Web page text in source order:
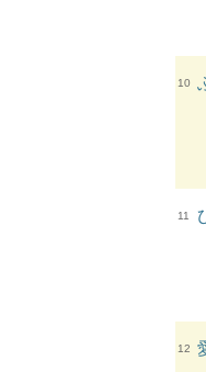
10
11
12